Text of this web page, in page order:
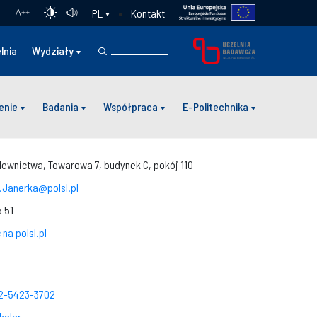
A++ PL Kontakt
Wydziały
Badania Współpraca E-Politechnika
Towarowa 7, budynek C, pokój 110
51
polsl.pl
5423-3702